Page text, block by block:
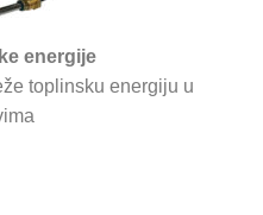
energije
toplinsku energiju u